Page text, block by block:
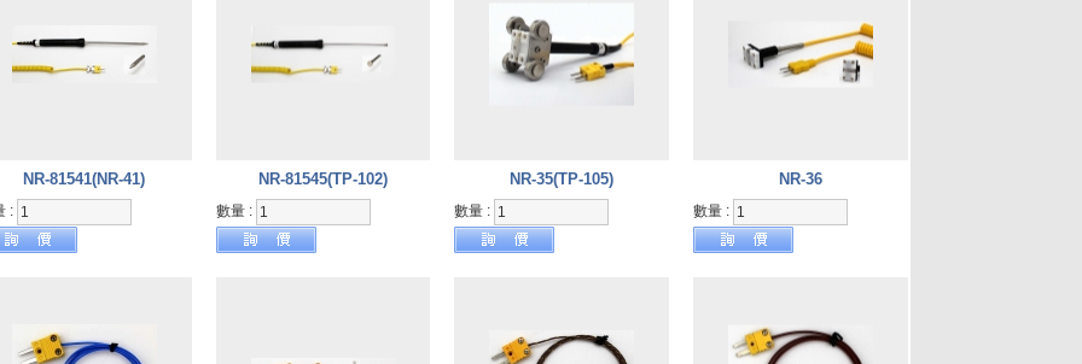
NR-81541(NR-41)
:
NR-81545(TP-102)
數量 :
NR-35(TP-105)
數量 :
NR-36
數量 :